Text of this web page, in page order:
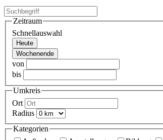
Zeitraum
Schnellauswahl
Heute
Wochenende
von
bis
Umkreis
Ort
Radius
Kategorien